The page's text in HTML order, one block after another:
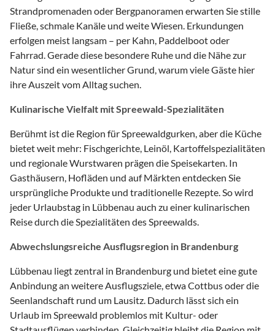
Strandpromenaden oder Bergpanoramen erwarten Sie stille
Fließe, schmale Kanäle und weite Wiesen. Erkundungen
erfolgen meist langsam – per Kahn, Paddelboot oder
Fahrrad. Gerade diese besondere Ruhe und die Nähe zur
Natur sind ein wesentlicher Grund, warum viele Gäste hier
ihre Auszeit vom Alltag suchen.
Kulinarische Vielfalt mit Spreewald-Spezialitäten
Berühmt ist die Region für Spreewaldgurken, aber die Küche
bietet weit mehr: Fischgerichte, Leinöl, Kartoffelspezialitäten
und regionale Wurstwaren prägen die Speisekarten. In
Gasthäusern, Hofläden und auf Märkten entdecken Sie
ursprüngliche Produkte und traditionelle Rezepte. So wird
jeder Urlaubstag in Lübbenau auch zu einer kulinarischen
Reise durch die Spezialitäten des Spreewalds.
Abwechslungsreiche Ausflugsregion in Brandenburg
Lübbenau liegt zentral in Brandenburg und bietet eine gute
Anbindung an weitere Ausflugsziele, etwa Cottbus oder die
Seenlandschaft rund um Lausitz. Dadurch lässt sich ein
Urlaub im Spreewald problemlos mit Kultur- oder